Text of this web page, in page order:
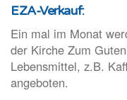
EZA-Verkauf:
Ein mal im Monat
der Kirche Zum
Lebensmittel, z.B.
angeboten.